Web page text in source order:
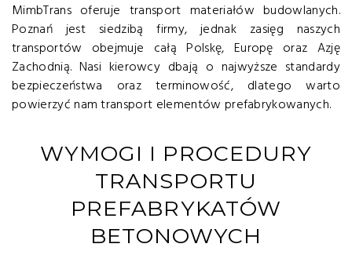
MimbTrans oferuje transport materiałów budowlanych.
Poznań jest siedzibą firmy, jednak zasięg naszych
transportów obejmuje całą Polskę, Europę oraz Azję
Zachodnią. Nasi kierowcy dbają o najwyższe standardy
bezpieczeństwa oraz terminowość, dlatego warto
powierzyć nam transport elementów prefabrykowanych.
WYMOGI I PROCEDURY
TRANSPORTU
PREFABRYKATÓW
BETONOWYCH